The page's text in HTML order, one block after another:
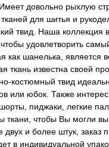
довольно рыхлую
для шитья и
твид. Наша коллекция
удовлетворить
как шанелька,
ткань известна своей
костюмный твид
или юбок. Также
пиджаки, легкие
ткани, чтобы Вы могли
двух и более штук, заказ
в индивидуальной